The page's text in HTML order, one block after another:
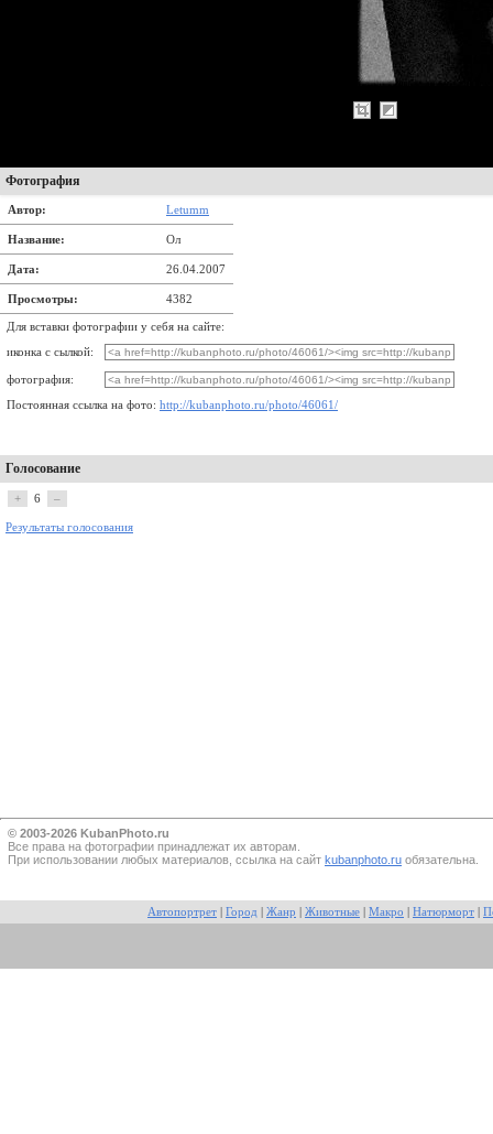
Фотография
Автор: Letumm
Название: Ол
Дата: 26.04.2007
Просмотры: 4382
Для вставки фотографии у себя на сайте:
иконка с сылкой:
фотография:
Постоянная ссылка на фото: http://kubanphoto.ru/photo/46061/
Голосование
+ 6 –
Результаты голосования
© 2003-2026 KubanPhoto.ru
Все прaва на фотографии принадлежат их авторам.
При использовании любых материалов, ссылка на сайт kubanphoto.ru обязательна.
Автопортрет Город Жанр Животные Макро Натюрморт